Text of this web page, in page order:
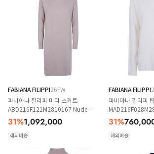
FABIANA FILIPPI26FW
파비아나 필리피 미디 스커트
ABD216F121M2810167 Nude
Neutrals
31%1,092,000
해외배송
FABIANA FILIPPI
파비아나 필리피
31%
해외배송